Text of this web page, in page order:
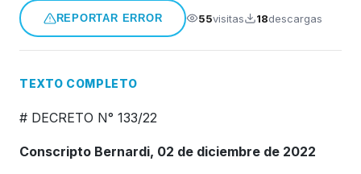
Digesto Municipal
Honorable Concejo Deliverante
REPORTAR ERROR 55visitas 18descargas
TEXTO COMPLETO
# DECRETO N° 133/22
Conscripto Bernardi, 02 de diciembre de 2022